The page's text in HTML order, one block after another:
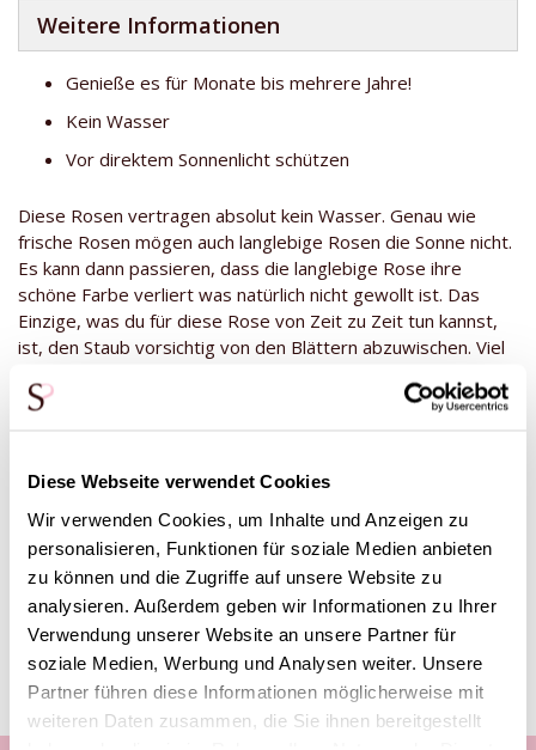
Diese Webseite verwendet Cookies
Wir verwenden Cookies, um Inhalte und Anzeigen zu
personalisieren, Funktionen für soziale Medien anbieten
zu können und die Zugriffe auf unsere Website zu
analysieren. Außerdem geben wir Informationen zu Ihrer
Verwendung unserer Website an unsere Partner für
soziale Medien, Werbung und Analysen weiter. Unsere
Partner führen diese Informationen möglicherweise mit
weiteren Daten zusammen, die Sie ihnen bereitgestellt
Weitere Informationen
Genieße es für Monate bis mehrere Jahre!
Kein Wasser
Vor direktem Sonnenlicht schützen
Diese Rosen vertragen absolut kein Wasser. Genau wie
frische Rosen mögen auch langlebige Rosen die Sonne nicht.
Es kann dann passieren, dass die langlebige Rose ihre
schöne Farbe verliert was natürlich nicht gewollt ist. Das
Einzige, was du für diese Rose von Zeit zu Zeit tun kannst,
ist, den Staub vorsichtig von den Blättern abzuwischen. Viel
*Unsere konservierten Rosen sind echte, natürliche Rosen,
sind, aber dies ist ein natürlicher Prozess.
Diese Produkte könnten dich auch
interessieren